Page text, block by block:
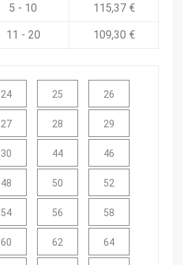
5 - 10 115,37 €
11 - 20 109,30 €
24 25 26
27 28 29
30 44 46
48 50 52
54 56 58
60 62 64